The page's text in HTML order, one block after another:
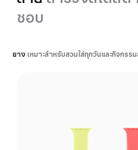
ชอบ
ยาง เหมาะสำหรับสวมใส่ทุกวันและกิจกรร